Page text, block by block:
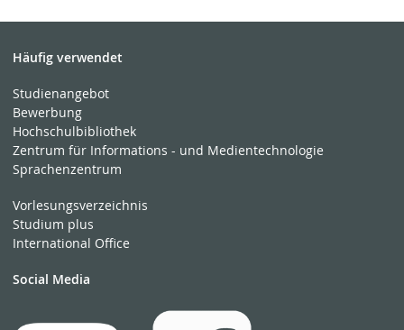
Häufig verwendet
Studienangebot
Bewerbung
Hochschulbibliothek
Zentrum für Informations - und Medientechnologie
Sprachenzentrum
Vorlesungsverzeichnis
Studium plus
International Office
Social Media